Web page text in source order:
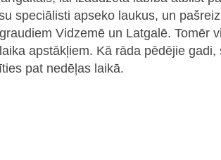
speciālisti apseko laukus, un
Vidzemē un Latgalē. Tomēr
apstākļiem. Kā rāda pēdējie
pat nedēļas laikā.